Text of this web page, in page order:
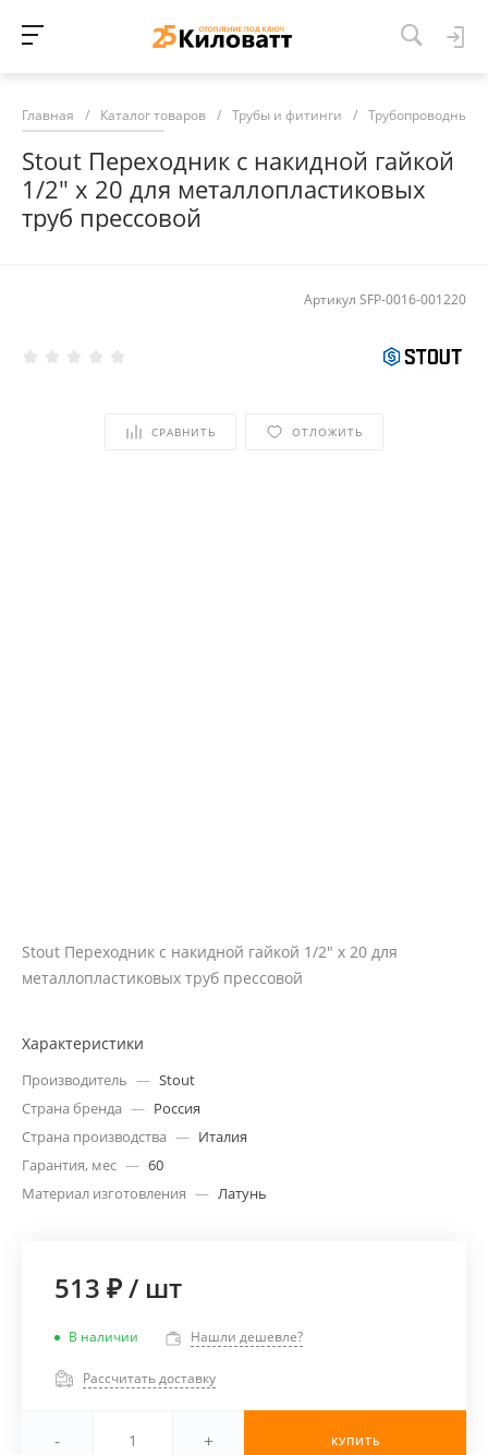
Главная / Каталог товаров / Трубы и фитинги / Трубопроводные
Stout Переходник с накидной гайкой
1/2" х 20 для металлопластиковых
труб прессовой
Артикул SFP-0016-001220
СРАВНИТЬ ОТЛОЖИТЬ
Stout Переходник с накидной гайкой 1/2" х 20 для
металлопластиковых труб прессовой
Характеристики
Производитель — Stout
Страна бренда — Россия
Страна производства — Италия
Гарантия, мес — 60
Материал изготовления — Латунь
513 ₽/ шт
В наличии Нашли дешевле?
Рассчитать доставку
- + КУПИТЬ